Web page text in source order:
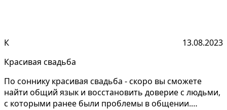
К
13.08.2023
Красивая свадьба
По соннику красивая свадьба - скоро вы сможете
найти общий язык и восстановить доверие с людьми,
с которыми ранее были проблемы в общении.